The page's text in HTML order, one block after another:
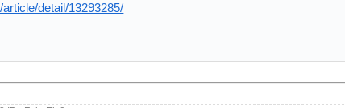
detail/13293285/